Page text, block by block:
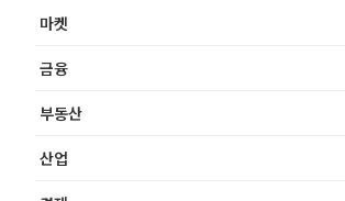
마켓
금융
부동산
산업